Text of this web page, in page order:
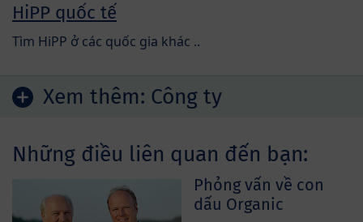
HiPP quốc tế
Tìm HiPP ở các quốc gia khác ..
Xem thêm: Công ty
Những điều liên quan đến bạn:
Phỏng vấn về con
dấu Organic